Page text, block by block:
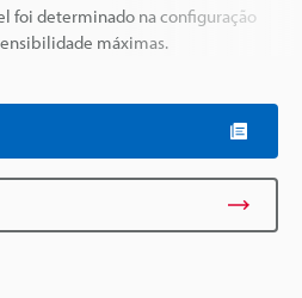
foi determinado na configuração
máximas.